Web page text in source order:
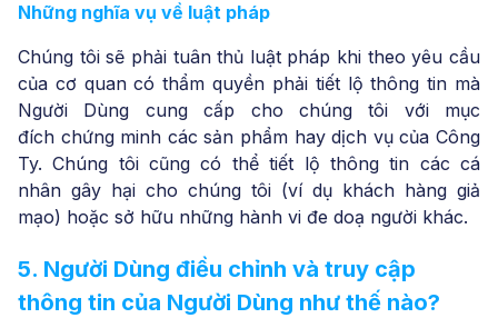
Những nghĩa vụ về luật pháp
Chúng tôi sẽ phải tuân thủ luật pháp khi theo yêu cầu
của cơ quan có thẩm quyền phải tiết lộ thông tin mà
Người Dùng cung cấp cho chúng tôi với mục
đích chứng minh các sản phẩm hay dịch vụ của Công
Ty. Chúng tôi cũng có thể tiết lộ thông tin các cá
nhân gây hại cho chúng tôi (ví dụ khách hàng giả
mạo) hoặc sở hữu những hành vi đe doạ người khác.
5. Người Dùng điều chỉnh và truy cập
thông tin của Người Dùng như thế nào?